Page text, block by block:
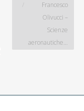
Francesco
Olivucci –
Scienze
aeronautiche…